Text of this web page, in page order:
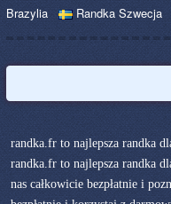
Brazylia
Randka Szwecja
randka.fr to najlepsza randka
randka.fr to najlepsza randka
nas całkowicie bezpłatnie i